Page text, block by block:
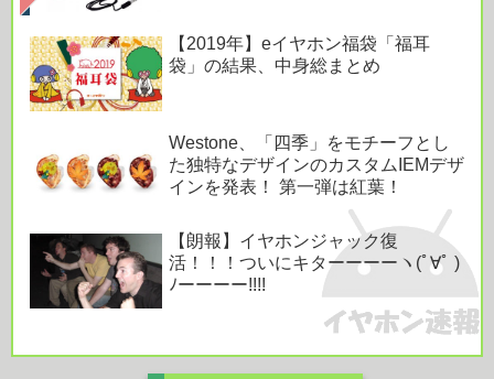
Powered by livedoor 相互RSS
【2019年】eイヤホン福袋「福耳
袋」の結果、中身総まとめ
Westone、「四季」をモチーフとし
た独特なデザインのカスタムIEMデザ
インを発表！ 第一弾は紅葉！
【朗報】イヤホンジャック復
活！！！ついにキターーーーヽ(ﾟ∀ﾟ )
ﾉーーーー!!!!